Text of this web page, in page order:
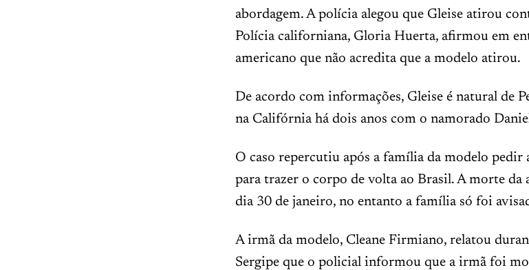
abordagem. A polícia alegou que Gleise atirou
Polícia californiana, Gloria Huerta, afirmou em
americano que não acredita que a modelo atirou.
De acordo com informações, Gleise é natural de
na Califórnia há dois anos com o namorado
O caso repercutiu após a família da modelo pedir
para trazer o corpo de volta ao Brasil. A morte da
dia 30 de janeiro, no entanto a família só foi
A irmã da modelo, Cleane Firmiano, relatou
Sergipe que o policial informou que a irmã foi